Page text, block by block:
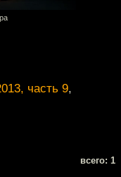
часть 9,
всего: 1